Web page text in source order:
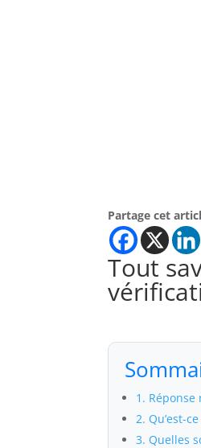
Partage cet
Tout
1.
2. Qu’est-
3. Quelles